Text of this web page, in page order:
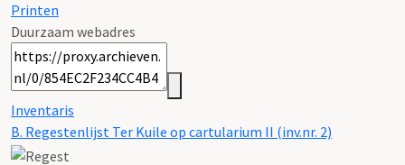
Printen
Duurzaam webadres
Inventaris
B. Regestenlijst Ter Kuile op cartularium II (inv.nr. 2)